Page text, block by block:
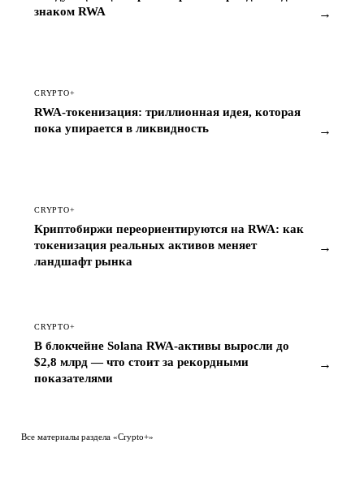
знаком RWA
→
CRYPTO+
RWA-токенизация: триллионная идея, которая
пока упирается в ликвидность
→
CRYPTO+
Криптобиржи переориентируются на RWA: как
токенизация реальных активов меняет
ландшафт рынка
→
CRYPTO+
В блокчейне Solana RWA-активы выросли до
$2,8 млрд — что стоит за рекордными
показателями
→
Все материалы раздела «Crypto+»